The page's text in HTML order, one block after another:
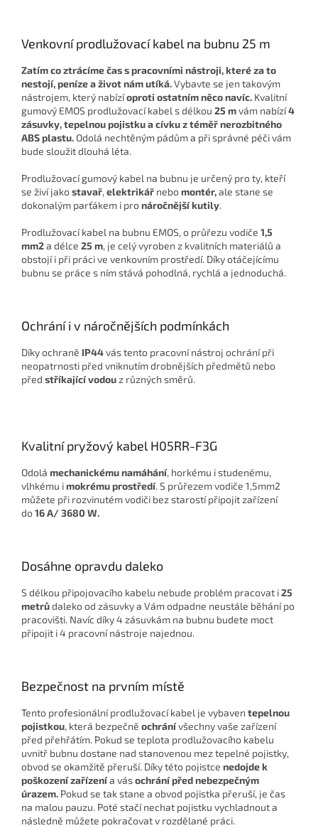
Venkovní prodlužovací kabel na bubnu 25 m
Zatím co ztrácíme čas s pracovními nástroji, které za to
nestojí, peníze a život nám utíká.Vybavte se jen takovým
nástrojem, který nabízíoproti ostatním něco navíc. Kvalitní
gumový EMOS prodlužovací kabel s délkou 25 mvám nabízí4
zásuvky, tepelnou pojistku a cívku z téměř nerozbitného
ABS plastu. Odolá nechtěným pádům a při správné péči vám
bude sloužit dlouhá léta.
Prodlužovací gumový kabel na bubnu je určený pro ty, kteří
se živí jakostavař, elektrikář nebomontér,ale stane se
dokonalým parťákem i pronáročnější kutily.
Prodlužovací kabel na bubnu EMOS, o průřezu vodiče 1,5
mm2a délce 25 m, je celý vyroben z kvalitních materiálů a
obstojí i při práci ve venkovním prostředí. Díky otáčejícímu
bubnu se práce s ním stává pohodlná, rychlá a jednoduchá.
Ochrání i v náročnějších podmínkách
Díky ochraně IP44vás tento pracovní nástroj ochrání při
neopatrnosti před vniknutím drobnějších předmětů nebo
před stříkající vodouz různých směrů.
Kvalitní pryžový kabel H05RR-F3G
Odolá mechanickému namáhání, horkému i studenému,
vlhkému imokrému prostředí. S průřezem vodiče 1,5mm2
můžete při rozvinutém vodiči bez starostí připojit zařízení
do16 A/ 3680 W.
Dosáhne opravdu daleko
S délkou připojovacího kabelu nebude problém pracovat i25
metrůdaleko od zásuvky a Vám odpadne neustále běhání po
pracovišti. Navíc díky 4 zásuvkám na bubnu budete moct
připojit i 4 pracovní nástroje najednou.
Bezpečnost na prvním místě
Tento profesionální prodlužovací kabel je vybaven tepelnou
pojistkou, která bezpečně ochránívšechny vaše zařízení
před přehřátím. Pokud se teplota prodlužovacího kabelu
uvnitř bubnu dostane nad stanovenou mez tepelné pojistky,
obvod se okamžitě přeruší. Díky této pojistce nedojde k
poškození zařízenía vásochrání před nebezpečným
úrazem. Pokud se tak stane a obvod pojistka přeruší, je čas
na malou pauzu. Poté stačí nechat pojistku vychladnout a
následně můžete pokračovat v rozdělané práci.